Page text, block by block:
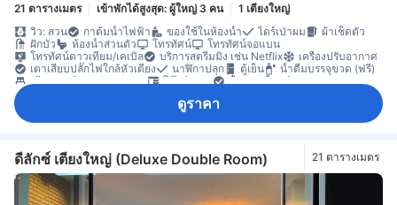
21 ตารางเมตร เข้าพักได้สูงสุด: ผู้ใหญ่ 3 คน
1 เตียงใหญ่
วิว: สวน
กาต้มน้ำไฟฟ้า ของใช้ในห้องน้ำ ไดร์เป่าผม
ผ้าเช็ดตัว
ฝักบัว
ห้องน้ำส่วนตัว โทรทัศน์
โทรทัศน์จอแบน
โทรทัศน์ดาวเทียม/เคเบิล
บริการสตรีมมิง เช่น Netflix
เครื่องปรับอากาศ
เตาเสียบปลั๊กไฟใกล้หัวเตียง
นาฬิกาปลุก ตู้เย็น
น้ำดื่มบรรจุขวด (ฟรี)
เตียงยาวพิเศษ (> 2 เมตร)
โต๊ะทำงาน
พื้นกระเบื้อง/หินอ่อน
บริการด้านความปลอดภัย
ดูราคา
ดีลักซ์ เตียงใหญ่ (Deluxe Double Room) 21 ตารางเมตร